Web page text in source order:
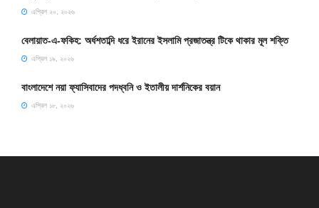
এপ্রিল ২০, ২০২৬
বেলায়াত-এ-ফকিহ: অর্ধশতাব্দি ধরে ইরানের ইসলামি প্রজাতন্ত্র টিকে থাকার মূল শক্তি
এপ্রিল ১৯, ২০২৬
বাংলাদেশে নয়া ফ্যাসিবাদের পদধ্বনি ও ইতালীয় দার্শনিকের বয়ান
এপ্রিল ১৮, ২০২৬